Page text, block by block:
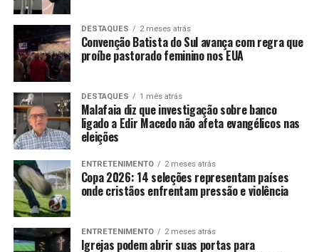
DESTAQUES 2 meses atrás
Convenção Batista do Sul avança com regra que
proíbe pastorado feminino nos EUA
DESTAQUES 1 mês atrás
Malafaia diz que investigação sobre banco
ligado a Edir Macedo não afeta evangélicos nas
eleições
ENTRETENIMENTO 2 meses atrás
Copa 2026: 14 seleções representam países
onde cristãos enfrentam pressão e violência
ENTRETENIMENTO 2 meses atrás
Igrejas podem abrir suas portas para